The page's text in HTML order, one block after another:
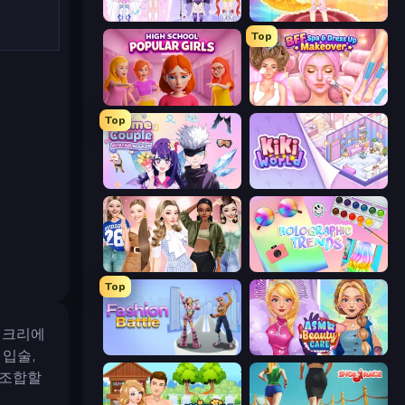
리에
술,
합할
Idol Livestream: Fashion Game Royal Glow Princess Makeover
Top
BFF Makeover - Spa & Dress Up
Top
Anime Couple: Avatar Maker KiKi World
Fashion Week 2025 Holographic Trends
Top
Fashion Battle ASMR Beauty Care